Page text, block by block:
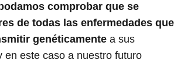
comprobar que se
de todas las enfermedades que
genéticamente a sus
en este caso a nuestro futuro